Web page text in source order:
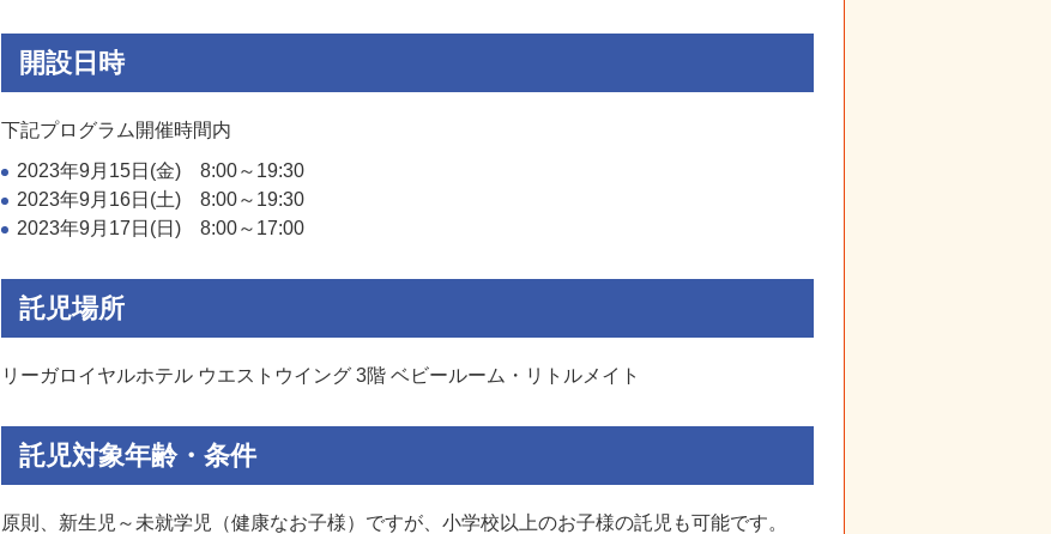
開設日時
下記プログラム開催時間内
2023年9月15日(金) 8:00～19:30
2023年9月16日(土) 8:00～19:30
2023年9月17日(日) 8:00～17:00
託児場所
リーガロイヤルホテル ウエストウイング 3階 ベビールーム・リトルメイト
託児対象年齢・条件
原則、新生児～未就学児（健康なお子様）ですが、小学校以上のお子様の託児も可能です。